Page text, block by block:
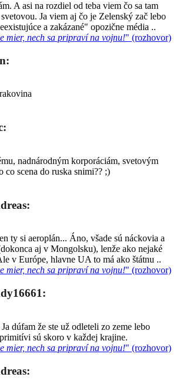
A asi na rozdiel od teba viem čo sa tam
Ja viem aj čo je Zelenský zač lebo
a zakázané" opozične média ..
mier, nech sa pripraví na vojnu!" (rozhovor)
nadnárodným korporáciám, svetovým
co scena do ruska snimi?? ;)
ty si aeroplán... Áno, všade sú náckovia a
aj v Mongolsku), lenže ako nejaké
v Európe, hlavne UA to má ako štátnu ..
mier, nech sa pripraví na vojnu!" (rozhovor)
dúfam že ste už odleteli zo zeme lebo
sú skoro v každej krajine.
mier, nech sa pripraví na vojnu!" (rozhovor)